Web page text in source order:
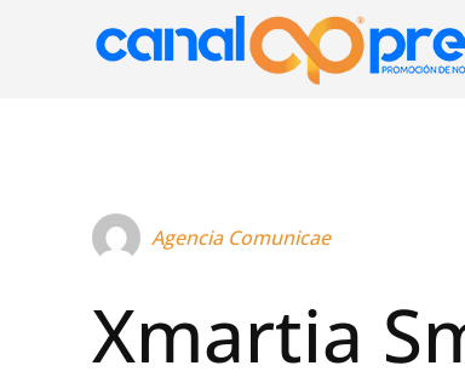
Agencia Comunicae
Xmartia